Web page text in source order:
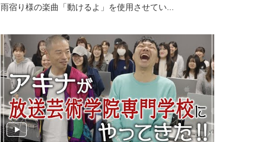
雨宿り様の楽曲「動けるよ」を使用させてい...